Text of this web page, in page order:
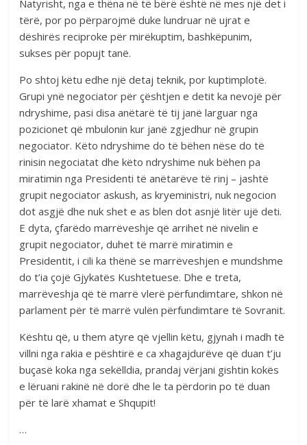
Natyrisht, nga e thëna në të bërë është në mes një det i
tërë, por po përparojmë duke lundruar në ujrat e
dëshirës reciproke për mirëkuptim, bashkëpunim,
sukses për popujt tanë.
Po shtoj këtu edhe një detaj teknik, por kuptimplotë.
Grupi ynë negociator për çështjen e detit ka nevojë për
ndryshime, pasi disa anëtarë të tij janë larguar nga
pozicionet që mbulonin kur janë zgjedhur në grupin
negociator. Këto ndryshime do të bëhen nëse do të
rinisin negociatat dhe këto ndryshime nuk bëhen pa
miratimin nga Presidenti të anëtarëve të rinj – jashtë
grupit negociator askush, as kryeministri, nuk negocion
dot asgjë dhe nuk shet e as blen dot asnjë litër ujë deti.
E dyta, çfarëdo marrëveshje që arrihet në nivelin e
grupit negociator, duhet të marrë miratimin e
Presidentit, i cili ka thënë se marrëveshjen e mundshme
do t’ia çojë Gjykatës Kushtetuese. Dhe e treta,
marrëveshja që të marrë vlerë përfundimtare, shkon në
parlament për të marrë vulën përfundimtare të Sovranit.
Kështu që, u them atyre që vjellin këtu, gjynah i madh të
villni nga rakia e pështirë e ca xhagajdurëve që duan t’ju
buçasë koka nga sekëlldia, prandaj vërjani gishtin kokës
e lëruani rakinë në dorë dhe le ta përdorin po të duan
për të larë xhamat e Shqupit!
…